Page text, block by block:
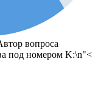
вопроса
под номером K:\n"<